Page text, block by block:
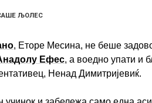
ЉОЛЕС
, Еторе Месина, не беше
Ефес, а воедно упати и
Ненад Димитријевиќ.